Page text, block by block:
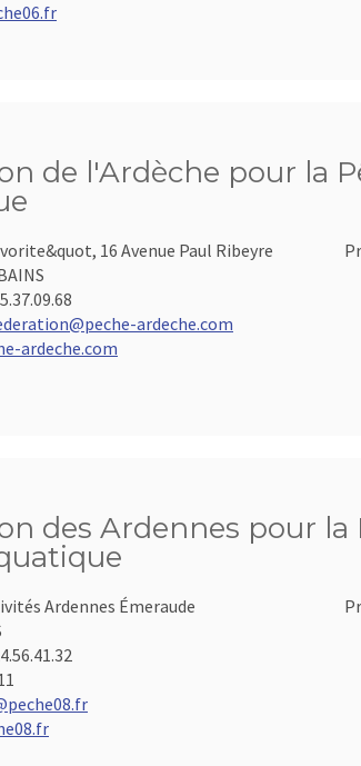
de l'Ardèche pour la
16 Avenue Paul Ribeyre
ardeche.com
ardeche.com
des Ardennes pour
Ardennes Émeraude